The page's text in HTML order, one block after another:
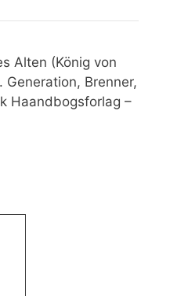
Alten (König von
Brenner,
Haandbogsforlag –